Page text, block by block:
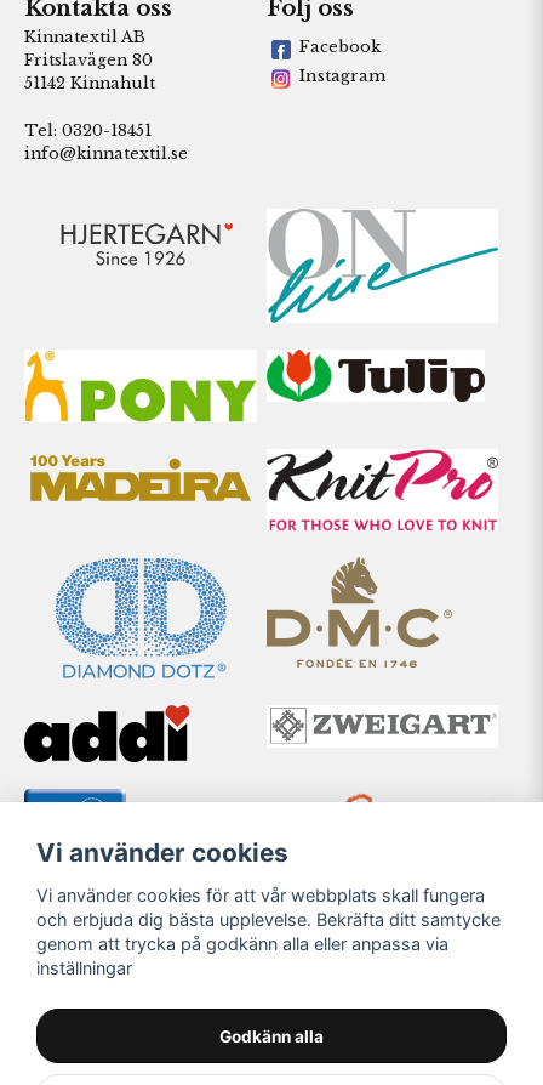
Kontakta oss
Kinnatextil AB
Fritslavägen 80
51142 Kinnahult
Tel: 0320-18451
info@kinnatextil.se
Följ oss
Facebook
Instagram
Vi använder cookies
Vi använder cookies för att vår webbplats skall fungera
och erbjuda dig bästa upplevelse. Bekräfta ditt samtycke
genom att trycka på godkänn alla eller anpassa via
inställningar
Godkänn alla